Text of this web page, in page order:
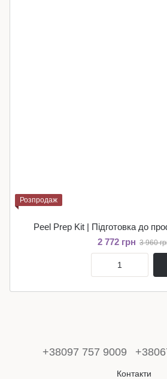
Розпродаж
Peel Prep Kit | Підготовка до
2 772 грн 3 960
+38097 757 9009
Контакти